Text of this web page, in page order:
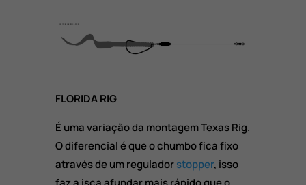
FLORIDA RIG
É uma variação da montagem Texas Rig.
O diferencial é que o chumbo fica fixo
através de um reguladorstopper, isso